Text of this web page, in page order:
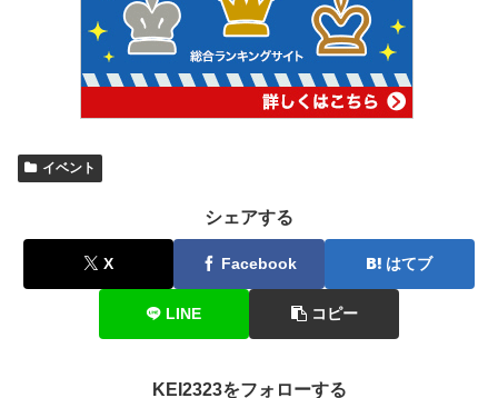
イベント
シェアする
X Facebook はてブ
LINE コピー
KEI2323をフォローする